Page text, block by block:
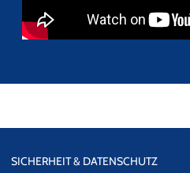
SICHERHEIT & DATENSCHUTZ